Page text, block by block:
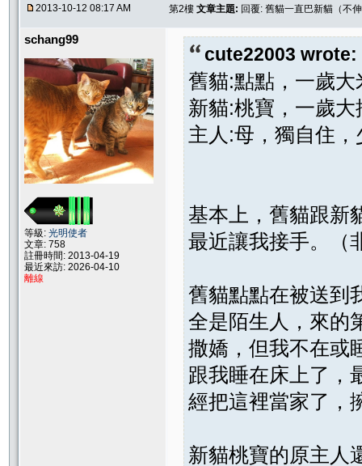
2013-10-12 08:17 AM 第2樓 文章主題: 回覆: 舊貓一直巴新貓（不
schang99
等級: 光明使者
文章: 758
註冊時間: 2013-04-19
最近來訪: 2026-04-10
離線
cute22003 wrote:
舊貓:點點，一歲
新貓:桃寶，一歲
主人:母，獨自住
基本上，舊貓跟新
最近讓我接手。（
舊貓點點在被送到
全是陌生人，來的
撒嬌，但我不在或
跟我睡在床上了，
經把這裡當家了，
新貓桃寶的原主人